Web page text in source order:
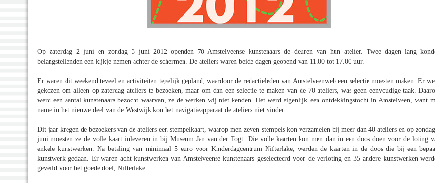
Op zaterdag 2 juni en zondag 3 juni 2012 openden 70 Amstelveense kunstenaars de deuren van hun atelier. Twee dagen lang
belangstellenden een kijkje nemen achter de schermen. De ateliers waren beide dagen geopend van 11.00 tot 17.00 uur.
Er waren dit weekend teveel en activiteiten tegelijk gepland, waardoor de redactieleden van Amstelveenweb een selectie moesten maken. Er
gekozen om alleen op zaterdag ateliers te bezoeken, maar om dan een selectie te maken van de 70 ateliers, was geen eenvoudige taak.
werd een aantal kunstenaars bezocht waarvan, ze de werken wij niet kenden. Het werd eigenlijk een ontdekkingstocht in Amstelveen, want
name in het nieuwe deel van de Westwijk kon het navigatieapparaat de ateliers niet vinden.
Dit jaar kregen de bezoekers van de ateliers een stempelkaart, waarop men zeven stempels kon verzamelen bij meer dan 40 ateliers en op
juni moesten ze de volle kaart inleveren in bij Museum Jan van der Togt. Die volle kaarten kon men dan in een doos doen voor de loting
enkele kunstwerken. Na betaling van minimaal 5 euro voor Kinderdagcentrum Nifterlake, werden de kaarten in de doos die bij een
kunstwerk gedaan. Er waren acht kunstwerken van Amstelveense kunstenaars geselecteerd voor de verloting en 35 andere kunstwerken
geveild voor het goede doel, Nifterlake.